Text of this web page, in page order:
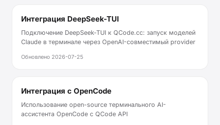
Интеграция DeepSeek-TUI
Подключение DeepSeek-TUI к QCode.cc: запуск моделей
Claude в терминале через OpenAI-совместимый provider
Обновлено 2026-07-25
Интеграция с OpenCode
Использование open-source терминального AI-
ассистента OpenCode с QCode API